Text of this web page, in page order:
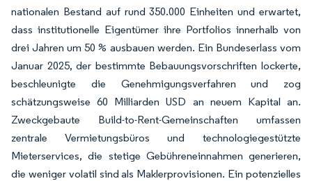
nationalen Bestand auf rund 350.000 Einheiten und erwartet,
dass institutionelle Eigentümer ihre Portfolios innerhalb von
drei Jahren um 50 % ausbauen werden. Ein Bundeserlass vom
Januar 2025, der bestimmte Bebauungsvorschriften lockerte,
beschleunigte die Genehmigungsverfahren und zog
schätzungsweise 60 Milliarden USD an neuem Kapital an.
Zweckgebaute Build-to-Rent-Gemeinschaften umfassen
zentrale Vermietungsbüros und technologiegestützte
Mieterservices, die stetige Gebühreneinnahmen generieren,
die weniger volatil sind als Maklerprovisionen. Ein potenzielles